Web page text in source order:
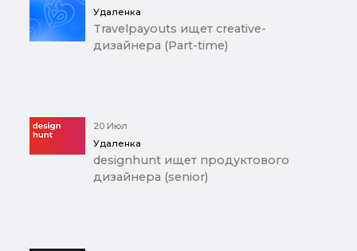
Удаленка
Travelpayouts ищет creative-
дизайнера (Part-time)
20 Июл
Удаленка
designhunt ищет продуктового
дизайнера (senior)